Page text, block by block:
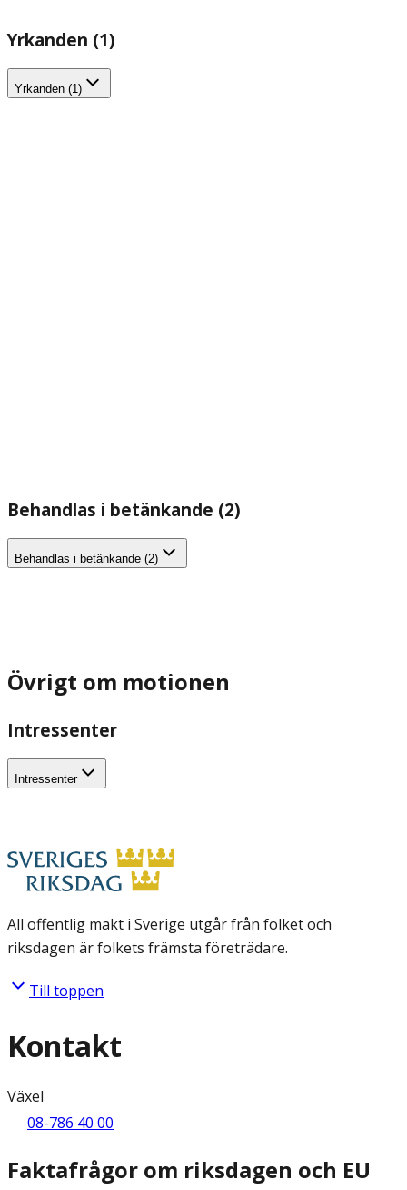
Yrkanden (1)
Yrkanden (1)
Behandlas i betänkande (2)
Behandlas i betänkande (2)
Övrigt om motionen
Intressenter
Intressenter
All offentlig makt i Sverige utgår från folket och
riksdagen är folkets främsta företrädare.
Till toppen
Kontakt
Växel
08-786 40 00
Faktafrågor om riksdagen och EU